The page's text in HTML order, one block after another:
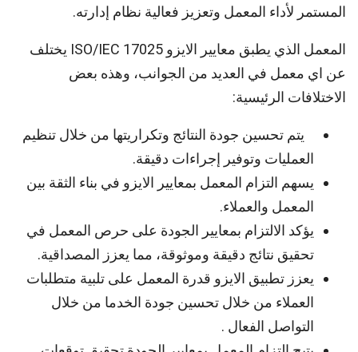
المستمر لأداء المعمل وتعزيز فعالية نظام إدارته.
المعمل الذي يطبق معايير الايزو ISO/IEC 17025 يختلف
عن اي معمل في العديد من الجوانب، وهذه بعض
الاختلافات الرئيسية:
يتم تحسين جودة النتائج وتكراريتها من خلال تنظيم
العمليات وتوفير إجراءات دقيقة.
يسهم التزام المعمل بمعايير الايزو في بناء الثقة بين
المعمل والعملاء.
يؤكد الالتزام بمعايير الجودة على حرص المعمل في
تحقيق نتائج دقيقة وموثوقة، مما يعزز المصداقية.
يعزز تطبيق الايزو قدرة المعمل على تلبية متطلبات
العملاء من خلال تحسين جودة الخدما من خلال
التواصل الفعال .